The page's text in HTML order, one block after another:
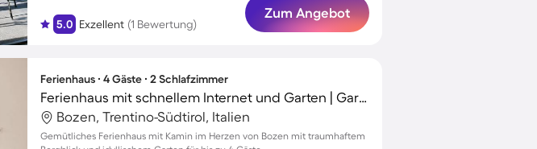
5.0 Exzellent (1 Bewertung)
Zum Angebot
Ferienhaus ∙ 4 Gäste ∙ 2 Schlafzimmer
Ferienhaus mit schnellem Internet und Garten | Gartenblick
Bozen, Trentino-Südtirol, Italien
Gemütliches Ferienhaus mit Kamin im Herzen von Bozen mit traumhaftem